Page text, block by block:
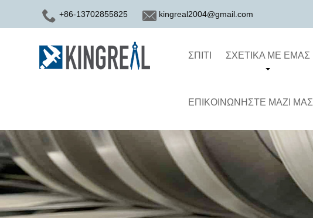
+86-13702855825 kingreal2004@gmail.com
ΣΠΊΤΙ ΣΧΕΤΙΚΆ ΜΕ ΕΜΆΣ
ΕΠΙΚΟΙΝΩΝΉΣΤΕ ΜΑΖΊ ΜΑΣ